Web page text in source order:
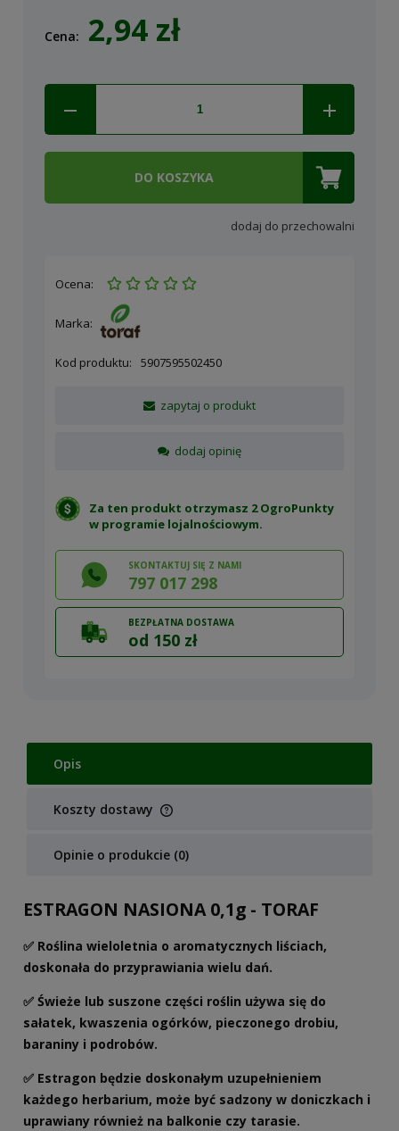
Cena: 2,94 zł
DO KOSZYKA
dodaj do przechowalni
Ocena:
Marka:
Kod produktu: 5907595502450
zapytaj o produkt
dodaj opinię
Za ten produkt otrzymasz 2 OgroPunkty
w programie lojalnościowym.
SKONTAKTUJ SIĘ Z NAMI
797 017 298
BEZPŁATNA DOSTAWA
od 150 zł
Opis
Koszty dostawy
Cena nie zawiera ewentualnych kosztów płatności
Opinie o produkcie (0)
ESTRAGON NASIONA 0,1g - TORAF
✅ Roślina wieloletnia o aromatycznych liściach,
doskonała do przyprawiania wielu dań.
✅ Świeże lub suszone części roślin używa się do
sałatek, kwaszenia ogórków, pieczonego drobiu,
baraniny i podrobów.
✅ Estragon będzie doskonałym uzupełnieniem
każdego herbarium, może być sadzony w doniczkach i
uprawiany również na balkonie czy tarasie.